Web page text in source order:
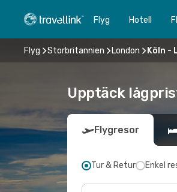
Flyg Hotell
Flyg Storbritannien London Köln -
Upptäck
Flygresor
Tur & Retur Enkel